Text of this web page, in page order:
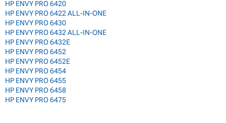
HP ENVY PRO 6420
HP ENVY PRO 6422 ALL-IN-ONE
HP ENVY PRO 6430
HP ENVY PRO 6432 ALL-IN-ONE
HP ENVY PRO 6432E
HP ENVY PRO 6452
HP ENVY PRO 6452E
HP ENVY PRO 6454
HP ENVY PRO 6455
HP ENVY PRO 6458
HP ENVY PRO 6475